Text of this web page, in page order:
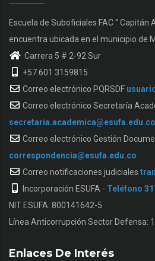
Escuela de Suboficiales FAC " Capitán
encuentra ubicada en el municipio de
Carrera 5 # 2-92 Sur
+57 601 3159815
Correo electrónico PQRSDF
Correo electrónico Secretaría
secretaria.academica@esufa.edu.co
Correo electrónico Gestión
correspondencia@esufa.edu.co
Correo notificaciones judiciales
Incorporación ESUFA - Teléfono
NIT ESUFA: 800141642-5
Línea Anticorrupción Sector Defensa:
Enlaces De Interés